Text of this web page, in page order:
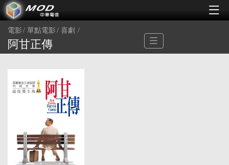
電影 單點電影 喜劇
阿甘正傳